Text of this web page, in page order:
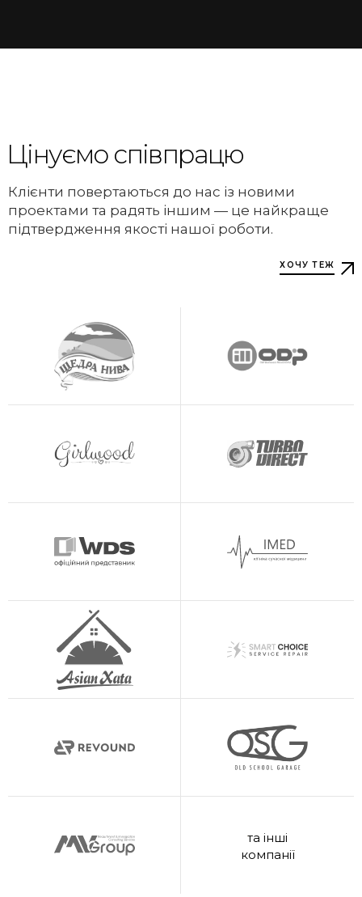
Цінуємо співпрацю
Клієнти повертаються до нас із новими
проектами та радять іншим — це найкраще
підтвердження якості нашої роботи.
ХОЧУ ТЕЖ
та інші
компанії